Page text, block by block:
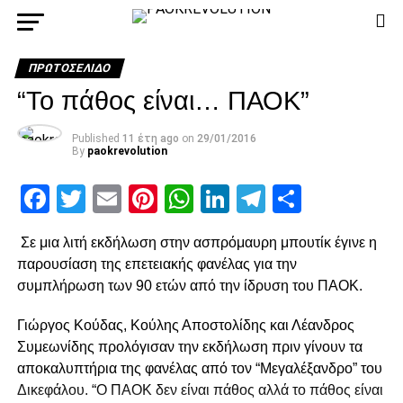
ΠΡΩΤΟΣΈΛΙΔΟ
“Το πάθος είναι… ΠΑΟΚ”
Published 11 έτη ago on 29/01/2016
By paokrevolution
Facebook
Twitter
EmailPinterest
WhatsApp
LinkedIn
Telegram
Σε μια λιτή εκδήλωση στην ασπρόμαυρη μπουτίκ έγινε η
παρουσίαση της επετειακής φανέλας για την
συμπλήρωση των 90 ετών από την ίδρυση του ΠΑΟΚ.
Γιώργος Κούδας, Κούλης Αποστολίδης και Λέανδρος
Συμεωνίδης προλόγισαν την εκδήλωση πριν γίνουν τα
αποκαλυπτήρια της φανέλας από τον “Μεγαλέξανδρο” του
Δικεφάλου. “Ο ΠΑΟΚ δεν είναι πάθος αλλά το πάθος είναι